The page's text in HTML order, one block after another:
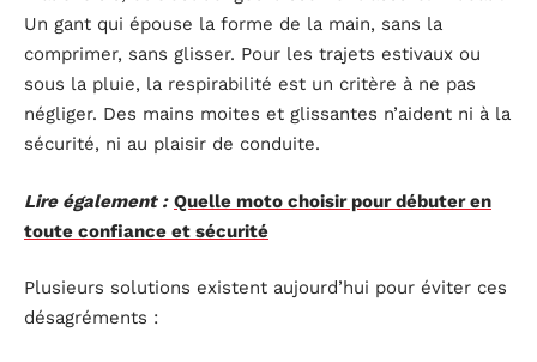
Un gant qui épouse la forme de la main, sans la
comprimer, sans glisser. Pour les trajets estivaux ou
sous la pluie, la respirabilité est un critère à ne pas
négliger. Des mains moites et glissantes n’aident ni à la
sécurité, ni au plaisir de conduite.
Lire également : Quelle moto choisir pour débuter en
toute confiance et sécurité
Plusieurs solutions existent aujourd’hui pour éviter ces
désagréments :